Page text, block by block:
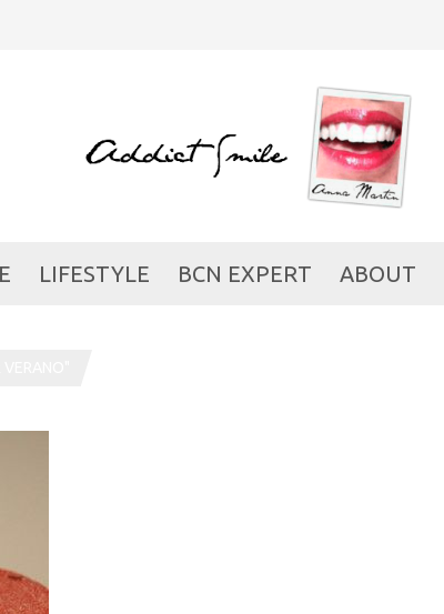
LIFESTYLE BCN EXPERT ABOUT